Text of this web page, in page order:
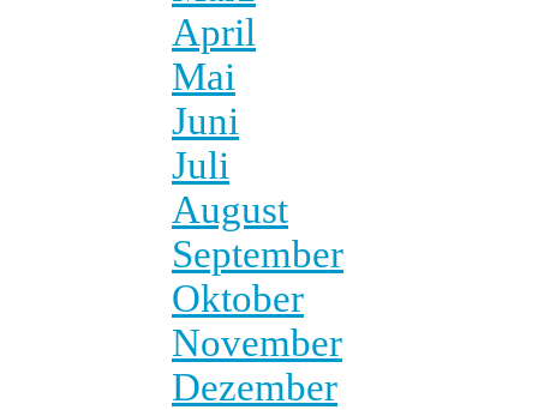
April
Mai
Juni
Juli
August
September
Oktober
November
Dezember